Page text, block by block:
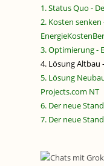
1. Status Quo -
2. Kosten senken
3. Optimierung -
4. Lösung
5. Lösung
Projects.com NT
6. Der neue
7. Der neue